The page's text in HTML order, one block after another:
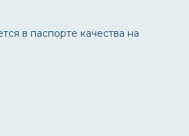
в паспорте качества на